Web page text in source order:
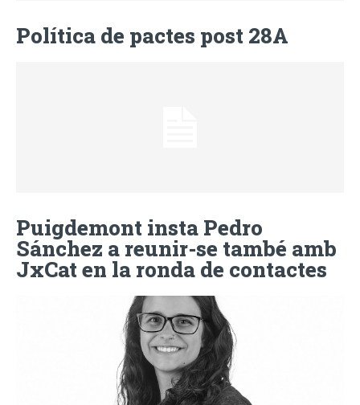
Política de pactes post 28A
Puigdemont insta Pedro
Sánchez a reunir-se també amb
JxCat en la ronda de contactes